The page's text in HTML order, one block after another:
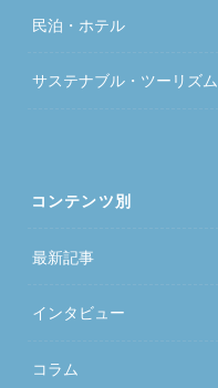
民泊・ホテル
サステナブル・ツーリズム
コンテンツ別
最新記事
インタビュー
コラム